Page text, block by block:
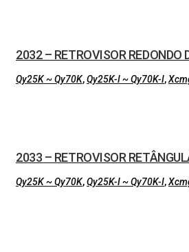
2032 – RETROVISOR REDONDO
Qy25K ~ Qy70K,Qy25K-I ~ Qy70K-I,
2033 – RETROVISOR
Qy25K ~ Qy70K,Qy25K-I ~ Qy70K-I,